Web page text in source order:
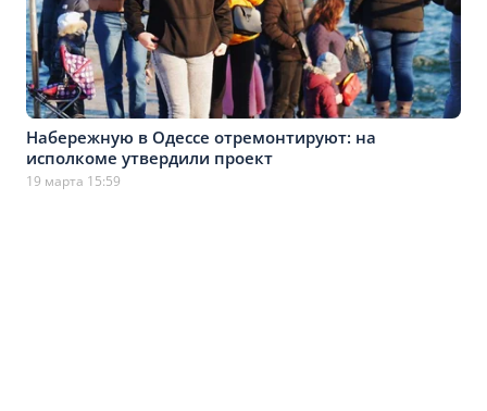
Набережную в Одессе отремонтируют: на
исполкоме утвердили проект
19 марта 15:59